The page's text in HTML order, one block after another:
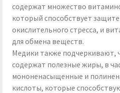
содержат множество
который способствует
окислительного стресса, и
для обмена веществ.
Медики также подчеркивают,
содержат полезные жиры, в
мононенасыщенные и
кислоты, которые